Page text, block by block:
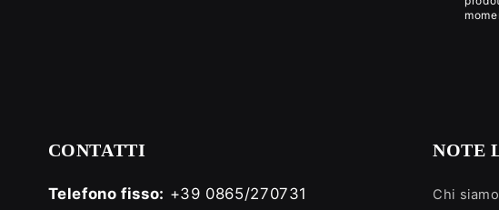
privacy
CONTATTI
Telefono fisso: +39 0865/270731
NOTE
Chi siamo